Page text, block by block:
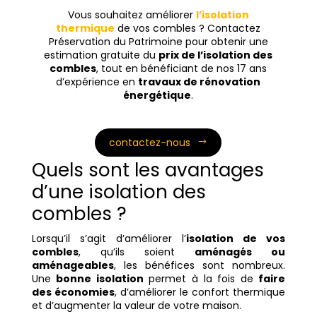
Vous souhaitez améliorer l’isolation
thermique de vos combles ? Contactez
Préservation du Patrimoine pour obtenir une
estimation gratuite du prix de l’isolation des
combles, tout en bénéficiant de nos 17 ans
d’expérience en travaux de rénovation
énergétique.
contactez-nous
Quels sont les avantages
d’une isolation des
combles ?
Lorsqu’il s’agit d’améliorer l’isolation de vos
combles, qu’ils soient aménagés ou
aménageables, les bénéfices sont nombreux.
Une bonne isolation permet à la fois de faire
des économies, d’améliorer le confort thermique
et d’augmenter la valeur de votre maison.